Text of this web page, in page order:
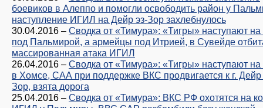
боевиков в Алеппо и помогли освободить район у
наступление ИГИЛ на Дейр эз-Зор захлебнулось
30.04.2016 – Сводка от «Тимура»: «Тигры» наступают
под Пальмирой, а армейцы под Итрией, в Сувейде
массированная атака ИГИЛ
26.04.2016 – Сводка от «Тимура»: «Тигры» наступают
в Хомсе, САА при поддержке ВКС продвигается к г. Дейр
Зор, взята дорога
25.04.2016 – Сводка от «Тимура»: ВКС РФ охотятся на